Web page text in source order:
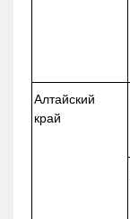
Алтайский
край